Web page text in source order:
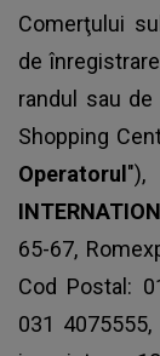
Comerţului
de
randul sau
Shopping
Operatorul"),
65-67,
Cod Postal:
031